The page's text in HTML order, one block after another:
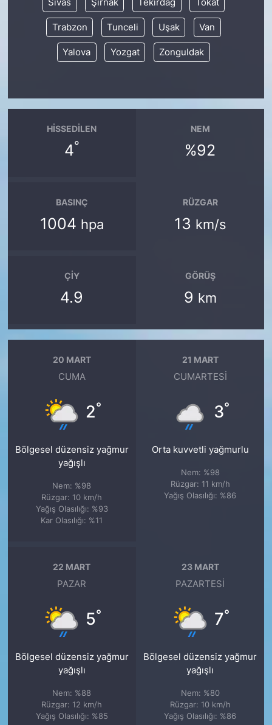
Sivas Şırnak Tekirdağ Tokat
Trabzon Tunceli Uşak Van
Yalova Yozgat Zonguldak
HISSEDILEN
4°
NEM
%92
BASINÇ
1004 hpa
RÜZGAR
13 km/s
ÇIY
4.9
GÖRÜŞ
9 km
20 MART
CUMA
2°
Bölgesel düzensiz yağmur
yağışlı
Nem: %98
Rüzgar: 10 km/h
Yağış Olasılığı: %93
Kar Olasılığı: %11
21 MART
CUMARTESI
3°
Orta kuvvetli yağmurlu
Nem: %98
Rüzgar: 11 km/h
Yağış Olasılığı: %86
22 MART
PAZAR
5°
Bölgesel düzensiz yağmur
yağışlı
Nem: %88
Rüzgar: 12 km/h
Yağış Olasılığı: %85
23 MART
PAZARTESI
7°
Bölgesel düzensiz yağmur
yağışlı
Nem: %80
Rüzgar: 10 km/h
Yağış Olasılığı: %86